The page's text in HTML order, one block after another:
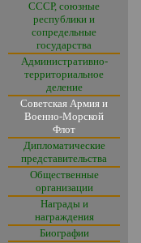
СССР, союзные
республики и
сопредельные
государства
Административно-
территориальное
деление
Советская Армия и
Военно-Морской
Флот
Дипломатические
представительства
Общественные
организации
Награды и
награждения
Биографии